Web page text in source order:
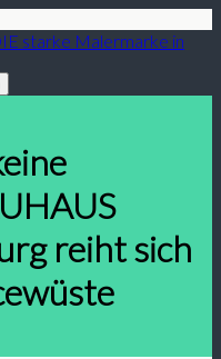
starke Malermarke in
reiht sich